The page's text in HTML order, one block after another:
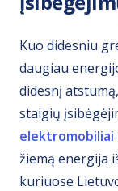
Kuo didesniu
daugiau
didesnį
staigių
elektromobiliai
žiemą energija
kuriuose